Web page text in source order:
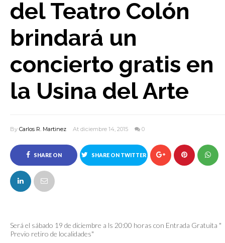
del Teatro Colón
brindará un
concierto gratis en
la Usina del Arte
By Carlos R. Martinez At diciembre 14, 2015 0
SHARE ON
FACEBOOK
SHARE ON TWITTER
Será el sábado 19 de diciembre a ls 20:00 horas con Entrada Gratuita "
Previo retiro de localidades"